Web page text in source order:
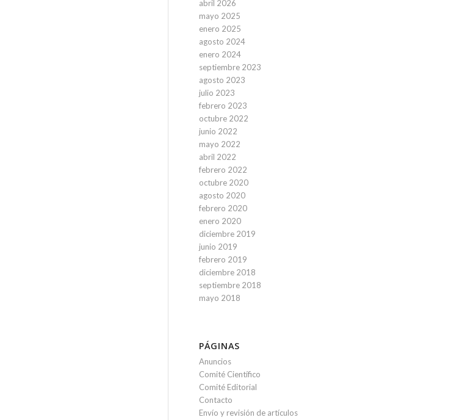
abril 2026
mayo 2025
enero 2025
agosto 2024
enero 2024
septiembre 2023
agosto 2023
julio 2023
febrero 2023
octubre 2022
junio 2022
mayo 2022
abril 2022
febrero 2022
octubre 2020
agosto 2020
febrero 2020
enero 2020
diciembre 2019
junio 2019
febrero 2019
diciembre 2018
septiembre 2018
mayo 2018
PÁGINAS
Anuncios
Comité Científico
Comité Editorial
Contacto
Envío y revisión de artículos